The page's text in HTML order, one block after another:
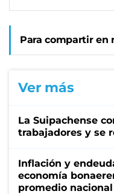
Para compartir en
Ver más
La Suipachense
trabajadores y se
Inflación y
economía
promedio